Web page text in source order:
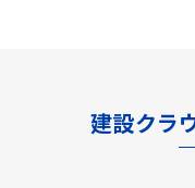
建設クラ